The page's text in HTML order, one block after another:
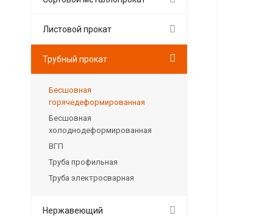
Листовой прокат
Трубный прокат
Бесшовная
горячедеформированная
Бесшовная
холоднодеформированная
ВГП
Труба профильная
Труба электросварная
Нержавеющий